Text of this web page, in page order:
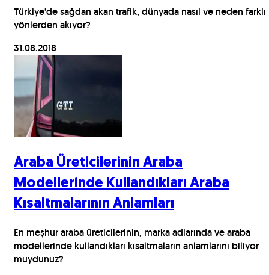
Türkiye’de sağdan akan trafik, dünyada nasıl ve neden farklı
yönlerden akıyor?
31.08.2018
Araba Üreticilerinin Araba
Modellerinde Kullandıkları Araba
Kısaltmalarının Anlamları
En meşhur araba üreticilerinin, marka adlarında ve araba
modellerinde kullandıkları kısaltmaların anlamlarını biliyor
muydunuz?